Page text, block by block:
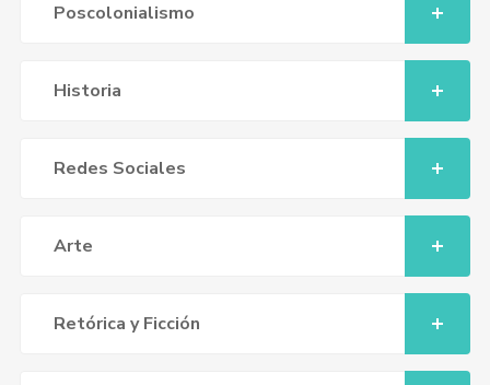
Poscolonialismo
Historia
Redes Sociales
Arte
Retórica y Ficción